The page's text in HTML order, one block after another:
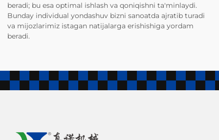
beradi; bu esa optimal ishlash va qoniqishni ta'minlaydi.
Bunday individual yondashuv bizni sanoatda ajratib turadi
va mijozlarimiz istagan natijalarga erishishiga yordam
beradi.